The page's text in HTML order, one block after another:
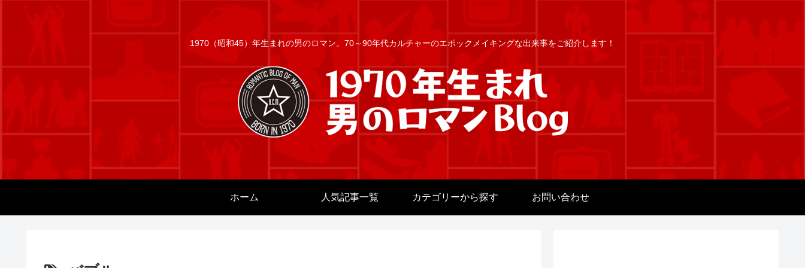
1970（昭和45）年生まれの男のロマン。70～90年代カルチャーのエポックメイキングな出来事をご紹介します！
ホーム 人気記事一覧 カテゴリーから探す お問い合わせ